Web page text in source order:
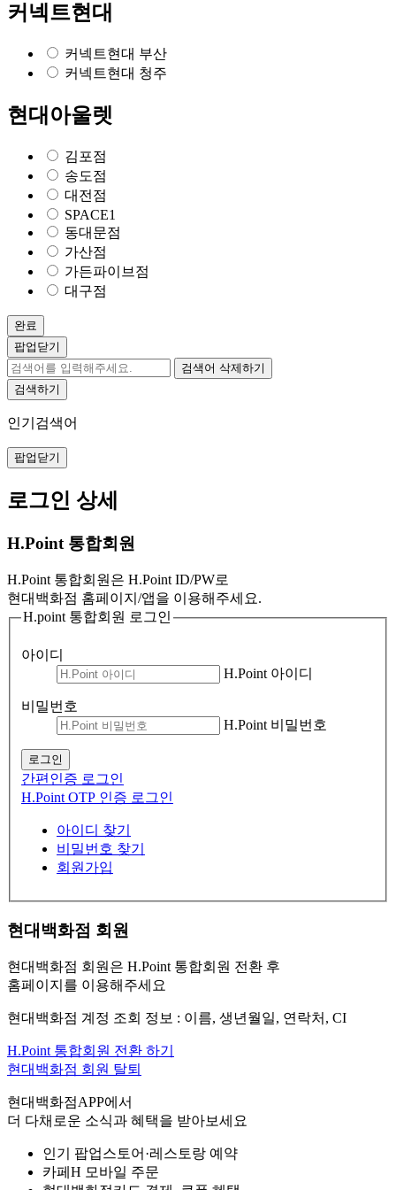
커넥트현대
커넥트현대 부산
커넥트현대 청주
현대아울렛
김포점
송도점
대전점
SPACE1
동대문점
가산점
가든파이브점
대구점
완료
팝업닫기
검색어 삭제하기
검색하기
인기검색어
팝업닫기
로그인 상세
H.Point 통합회원
H.Point 통합회원은 H.Point ID/PW로
현대백화점 홈페이지/앱을 이용해주세요.
H.point 통합회원 로그인
아이디
H.Point 아이디
비밀번호
H.Point 비밀번호
로그인
간편인증 로그인
H.Point OTP 인증 로그인
아이디 찾기
비밀번호 찾기
회원가입
현대백화점 회원
현대백화점 회원은 H.Point 통합회원 전환 후
홈페이지를 이용해주세요
현대백화점 계정 조회 정보 : 이름, 생년월일, 연락처, CI
H.Point 통합회원 전환 하기
현대백화점 회원 탈퇴
현대백화점APP에서
더 다채로운 소식과 혜택을 받아보세요
인기 팝업스토어·레스토랑 예약
카페H 모바일 주문